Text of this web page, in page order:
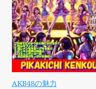
AKB48の魅力